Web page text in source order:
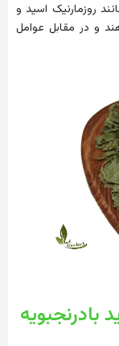
روزمارنیک اسید و
و در مقابل عوامل
بادرنجبویه